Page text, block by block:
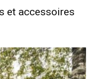
et accessoires